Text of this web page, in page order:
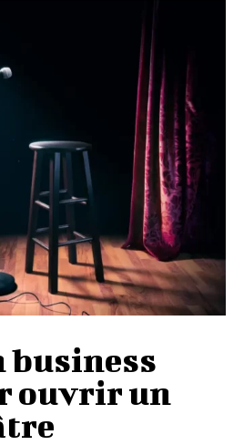
business
ouvrir un